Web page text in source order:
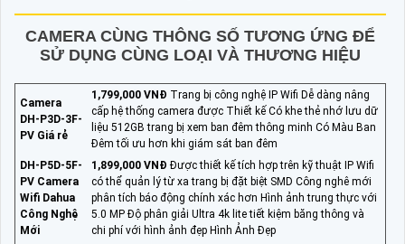
CAMERA CÙNG THÔNG SỐ TƯƠNG ỨNG ĐỂ
SỬ DỤNG CÙNG LOẠI VÀ THƯƠNG HIỆU
Camera
DH-P3D-3F-
PV Giá rẻ
1,799,000 VNĐ Trang bị công nghệ IP Wifi Dễ dàng nâng
cấp hệ thống camera được Thiết kế Có khe thẻ nhớ lưu dữ
liệu 512GB trang bị xem ban đêm thông minh Có Màu Ban
Ðêm tối ưu hơn khi giám sát ban đêm
DH-P5D-5F-
PV Camera
Wifi Dahua
Công Nghệ
Mới
1,899,000 VNĐ Được thiết kế tích hợp trên kỹ thuật IP Wifi
có thể quản lý từ xa trang bị đặt biệt SMD Công nghê mới
phân tích báo động chính xác hơn Hình ảnh trung thực với
5.0 MP Độ phân giải Ultra 4k lite tiết kiệm băng thông và
chi phí với hình ảnh đẹp Hình Ảnh Đẹp